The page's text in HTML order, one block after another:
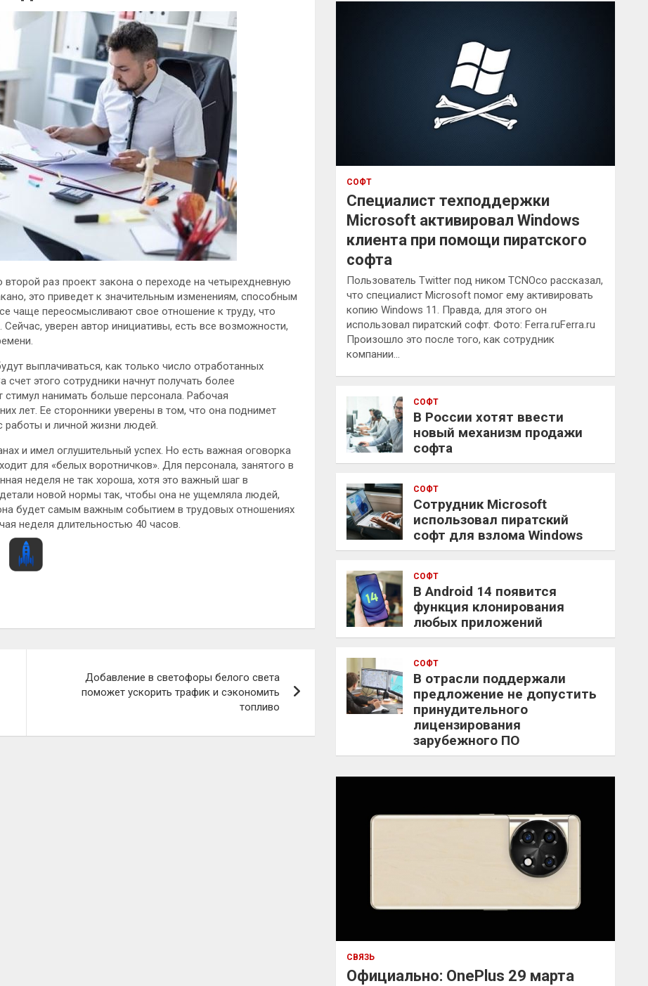
раз проект закона о переходе на четырехдневную
это приведет к значительным изменениям, способным
чаще переосмысливают свое отношение к труду, что
уверен автор инициативы, есть все возможности,
выплачиваться, как только число отработанных
этого сотрудники начнут получать более
нанимать больше персонала. Рабочая
лет. Ее сторонники уверены в том, что она поднимет
работы и личной жизни людей.
и имел оглушительный успех. Но есть важная оговорка
для «белых воротничков». Для персонала, занятого в
неделя не так хороша, хотя это важный шаг в
новой нормы так, чтобы она не ущемляла людей,
будет самым важным событием в трудовых отношениях
неделя длительностью 40 часов.
Добавление в светофоры белого света
поможет ускорить трафик и сэкономить
топливо
к
СОФТ
Специалист техподдержки
Microsoft активировал Windows
клиента при помощи пиратского
софта
Пользователь Twitter под ником TCNOco рассказал,
что специалист Microsoft помог ему активировать
копию Windows 11. Правда, для этого он
использовал пиратский софт. Фото: Ferra.ruFerra.ru
Произошло это после того, как сотрудник
компании…
СОФТ
В России хотят ввести
новый механизм продажи
софта
СОФТ
Сотрудник Microsoft
использовал пиратский
софт для взлома Windows
СОФТ
В Android 14 появится
функция клонирования
любых приложений
СОФТ
В отрасли поддержали
предложение не допустить
принудительного
лицензирования
зарубежного ПО
СВЯЗЬ
Официально: OnePlus 29 марта